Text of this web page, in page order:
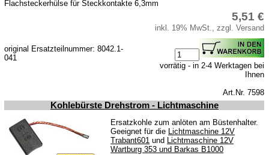
Flachsteckerhülse für Steckkontakte 6,3mm
original Ersatzteilnummer: 8042.1-
041
5,51 €
inkl. 19% MwSt., zzgl. Versand
vorrätig - in 2-4 Werktagen bei
Ihnen
Art.Nr. 7598
Kohlebürste Drehstrom - Lichtmaschine
Ersatzkohle zum anlöten am Büstenhalter.
Geeignet für die Lichtmaschine 12V
Trabant601 und Lichtmaschine 12V
Wartburg 353 und Barkas B1000